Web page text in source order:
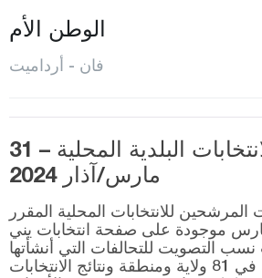
غيفاش
غوربنار
مرادية
أوزالب
صراي
طوشاب
يالوفا
الوطن الأم
فان - أرداميت
المرشحون للانتخابات البلدية المحلية – 31
مارس/آذار 2024
المرشحين للانتخابات المحلية المقرر
في 31 مارس موجودة على صفحة انتخابات يني
التصويت للتحالفات التي أنشأتها
الأحزاب التركية في 81 ولاية ومنطقة ونتائج الانتخابات